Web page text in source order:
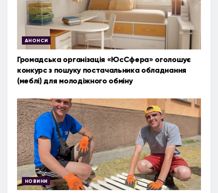
АНОНСИ
Громадська організація «ЮсСфера» оголошує
конкурс з пошуку постачальника обладнання
(меблі) для молодіжного обміну
НОВИНИ